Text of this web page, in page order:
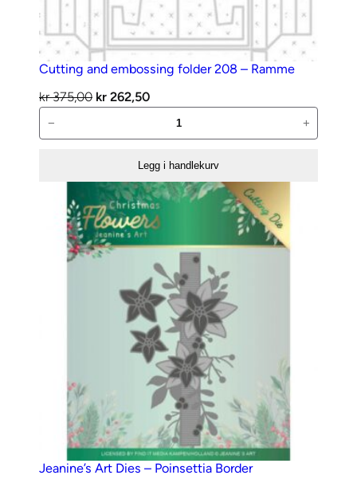
Cutting and embossing folder 208 – Ramme
kr375,00 Opprinnelig
var:
kr 262,50Nåværende
er:
and
Ramme
antall
− +
Legg i handlekurv
Jeanine’s Art Dies – Poinsettia Border